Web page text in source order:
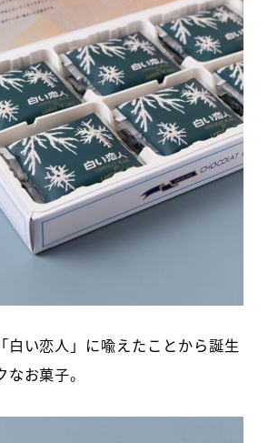
白い恋人」に喩えたことから誕生
お菓子。